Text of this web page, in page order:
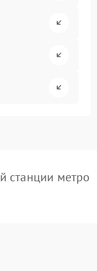
станции метро